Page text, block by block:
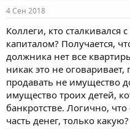
е
м
ы
л
4 Сен 2018
Коллеги, кто сталкивался
капиталом? Получается,
должника нет все
никак это не оговаривает,
продавать не имущество
имущество троих детей,
банкротстве. Логично,
часть денег, только